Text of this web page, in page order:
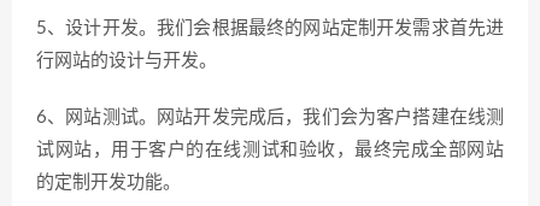
5、设计开发。我们会根据最终的网站定制开发需求首先进
行网站的设计与开发。
6、网站测试。网站开发完成后，我们会为客户搭建在线测
试网站，用于客户的在线测试和验收，最终完成全部网站
的定制开发功能。